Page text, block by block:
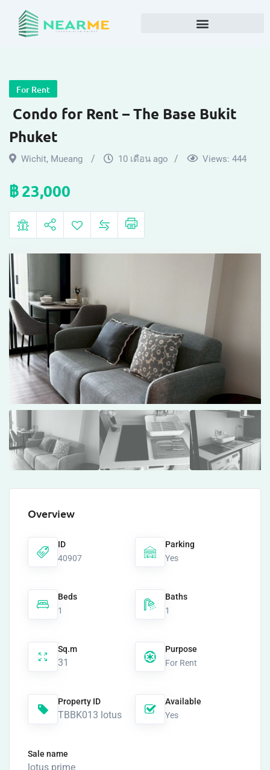
For Rent
Condo for Rent – The Base Bukit
Phuket
Wichit, Mueang 10 เดือน ago Views: 444
฿23,000
Overview
ID
40907
Parking
Yes
Beds
1
Baths
1
Sq.m
31
Purpose
For Rent
Property ID
TBBK013 lotus
Available
Yes
Sale name
lotus prime